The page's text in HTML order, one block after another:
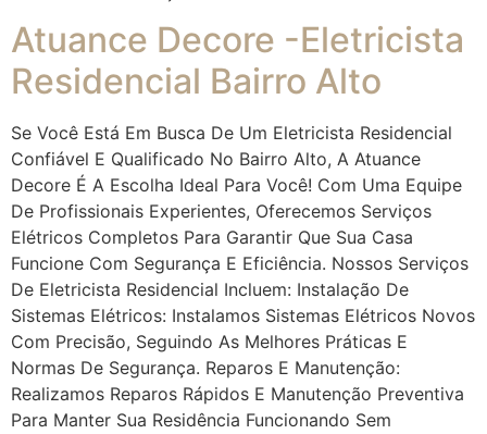
Atuance Decore -Eletricista
Residencial Bairro Alto
Se Você Está Em Busca De Um Eletricista Residencial
Confiável E Qualificado No Bairro Alto, A Atuance
Decore É A Escolha Ideal Para Você! Com Uma Equipe
De Profissionais Experientes, Oferecemos Serviços
Elétricos Completos Para Garantir Que Sua Casa
Funcione Com Segurança E Eficiência. Nossos Serviços
De Eletricista Residencial Incluem: Instalação De
Sistemas Elétricos: Instalamos Sistemas Elétricos Novos
Com Precisão, Seguindo As Melhores Práticas E
Normas De Segurança. Reparos E Manutenção:
Realizamos Reparos Rápidos E Manutenção Preventiva
Para Manter Sua Residência Funcionando Sem